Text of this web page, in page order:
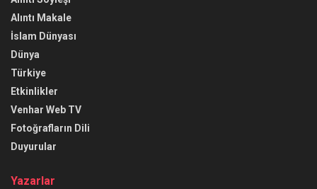
Alıntı Makale
İslam Dünyası
Dünya
Türkiye
Etkinlikler
Venhar Web TV
Fotoğrafların Dili
Duyurular
Yazarlar